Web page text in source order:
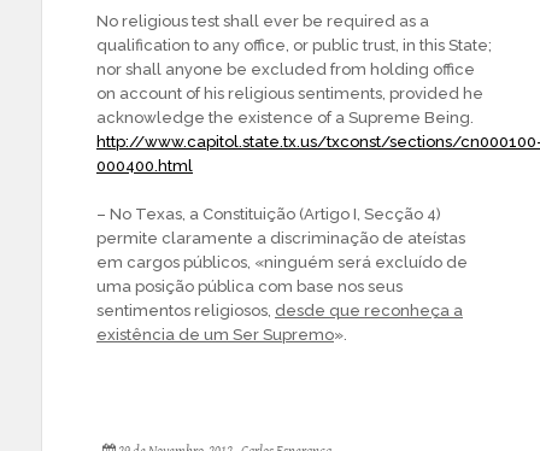
No religious test shall ever be required as a
qualification to any office, or public trust, in this State;
nor shall anyone be excluded from holding office
on account of his religious sentiments, provided he
acknowledge the existence of a Supreme Being.
http://www.capitol.state.tx.us/txconst/sections/
000400.html
– No Texas, a Constituição (Artigo I, Secção 4)
permite claramente a discriminação de ateístas
em cargos públicos, «ninguém será excluído de
uma posição pública com base nos seus
sentimentos religiosos, desde que reconheça a
existência de um Ser Supremo».